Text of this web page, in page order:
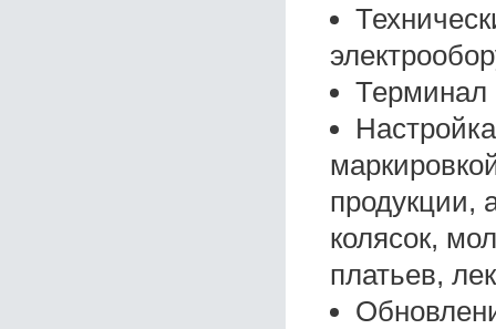
Терминал
продукции,
колясок,
платьев,